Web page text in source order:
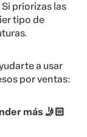
priorizas las
tipo de
a usar
por ventas:
más 🤳🏻